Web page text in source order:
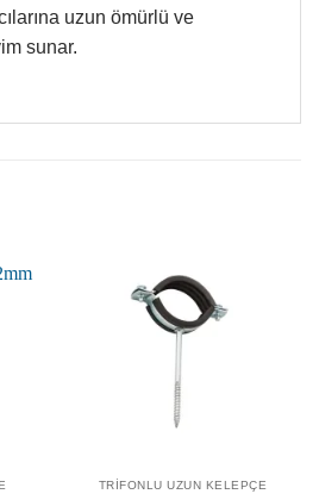
uzun ömürlü ve
sunar.
TRIFONLU UZUN KELEPÇE